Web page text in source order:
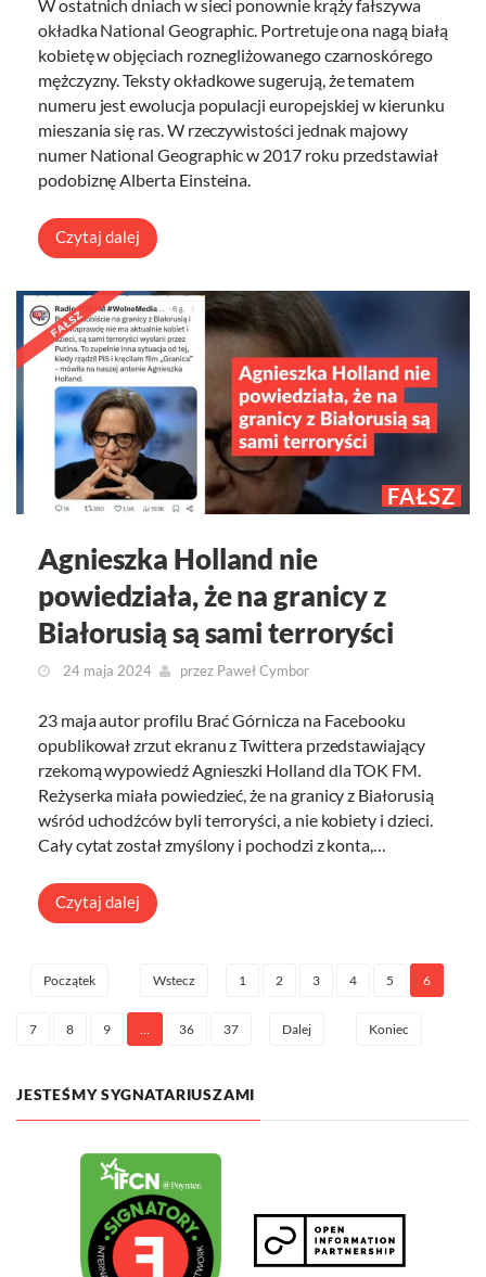
W ostatnich dniach w sieci ponownie krąży fałszywa
okładka National Geographic. Portretuje ona nagą białą
kobietę w objęciach roznegliżowanego czarnoskórego
mężczyzny. Teksty okładkowe sugerują, że tematem
numeru jest ewolucja populacji europejskiej w kierunku
mieszania się ras. W rzeczywistości jednak majowy
numer National Geographic w 2017 roku przedstawiał
podobiznę Alberta Einsteina.
Czytaj dalej
FAŁSZ
Agnieszka Holland nie
powiedziała, że na granicy z
Białorusią są sami terroryści
24 maja 2024 przez Paweł Cymbor
23 maja autor profilu Brać Górnicza na Facebooku
opublikował zrzut ekranu z Twittera przedstawiający
rzekomą wypowiedź Agnieszki Holland dla TOK FM.
Reżyserka miała powiedzieć, że na granicy z Białorusią
wśród uchodźców byli terroryści, a nie kobiety i dzieci.
Cały cytat został zmyślony i pochodzi z konta,…
Czytaj dalej
Początek Wstecz 1 2 3 4 5 6
7 8 9 36 37 Dalej Koniec
JESTEŚMY SYGNATARIUSZAMI